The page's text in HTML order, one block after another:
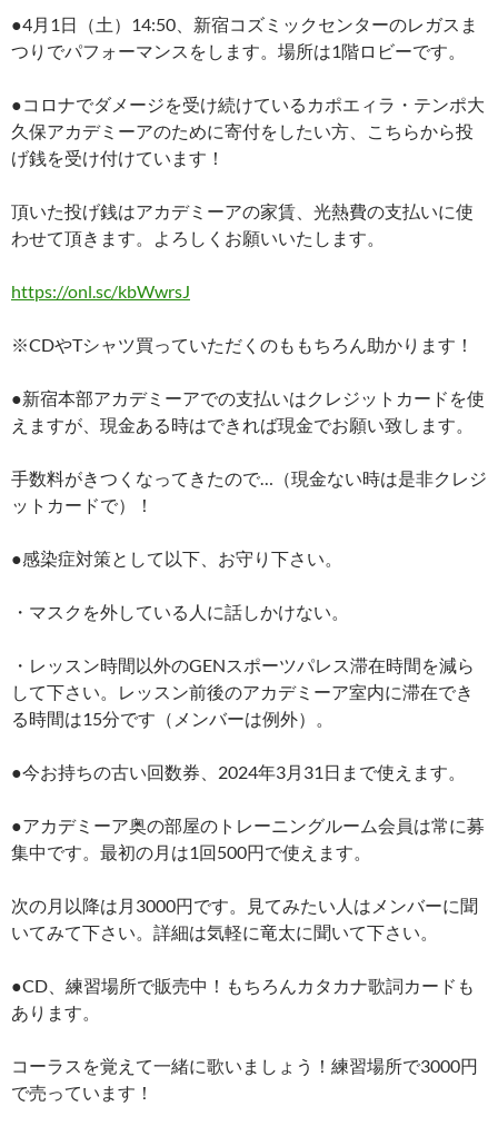
●4月1日（土）14:50、新宿コズミックセンターのレガスま
つりでパフォーマンスをします。場所は1階ロビーです。
●コロナでダメージを受け続けているカポエィラ・テンポ大
久保アカデミーアのために寄付をしたい方、こちらから投
げ銭を受け付けています！
頂いた投げ銭はアカデミーアの家賃、光熱費の支払いに使
わせて頂きます。よろしくお願いいたします。
https://onl.sc/kbWwrsJ
※CDやTシャツ買っていただくのももちろん助かります！
●新宿本部アカデミーアでの支払いはクレジットカードを使
えますが、現金ある時はできれば現金でお願い致します。
手数料がきつくなってきたので…（現金ない時は是非クレジ
ットカードで）！
●感染症対策として以下、お守り下さい。
・マスクを外している人に話しかけない。
・レッスン時間以外のGENスポーツパレス滞在時間を減ら
して下さい。レッスン前後のアカデミーア室内に滞在でき
る時間は15分です（メンバーは例外）。
●今お持ちの古い回数券、2024年3月31日まで使えます。
●アカデミーア奥の部屋のトレーニングルーム会員は常に募
集中です。最初の月は1回500円で使えます。
次の月以降は月3000円です。見てみたい人はメンバーに聞
いてみて下さい。詳細は気軽に竜太に聞いて下さい。
●CD、練習場所で販売中！もちろんカタカナ歌詞カードも
あります。
コーラスを覚えて一緒に歌いましょう！練習場所で3000円
で売っています！